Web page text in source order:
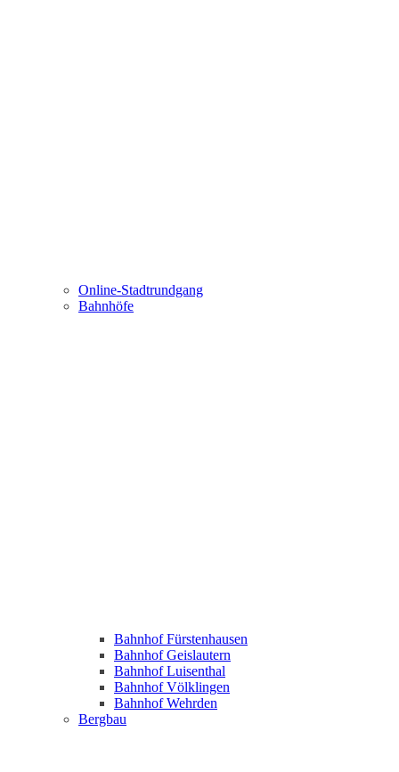
Online-Stadtrundgang
Bahnhöfe
Bahnhof Fürstenhausen
Bahnhof Geislautern
Bahnhof Luisenthal
Bahnhof Völklingen
Bahnhof Wehrden
Bergbau